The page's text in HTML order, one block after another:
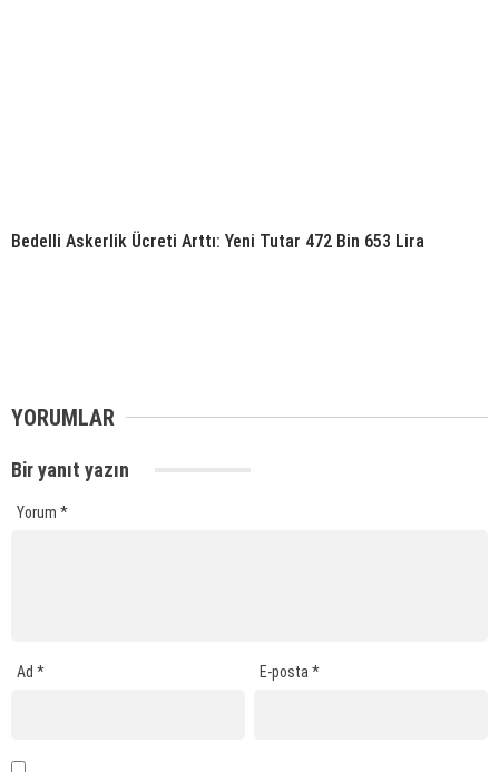
Bedelli Askerlik Ücreti Arttı: Yeni Tutar 472 Bin 653 Lira
YORUMLAR
Bir yanıt yazın
Yorum *
Ad * E-posta*